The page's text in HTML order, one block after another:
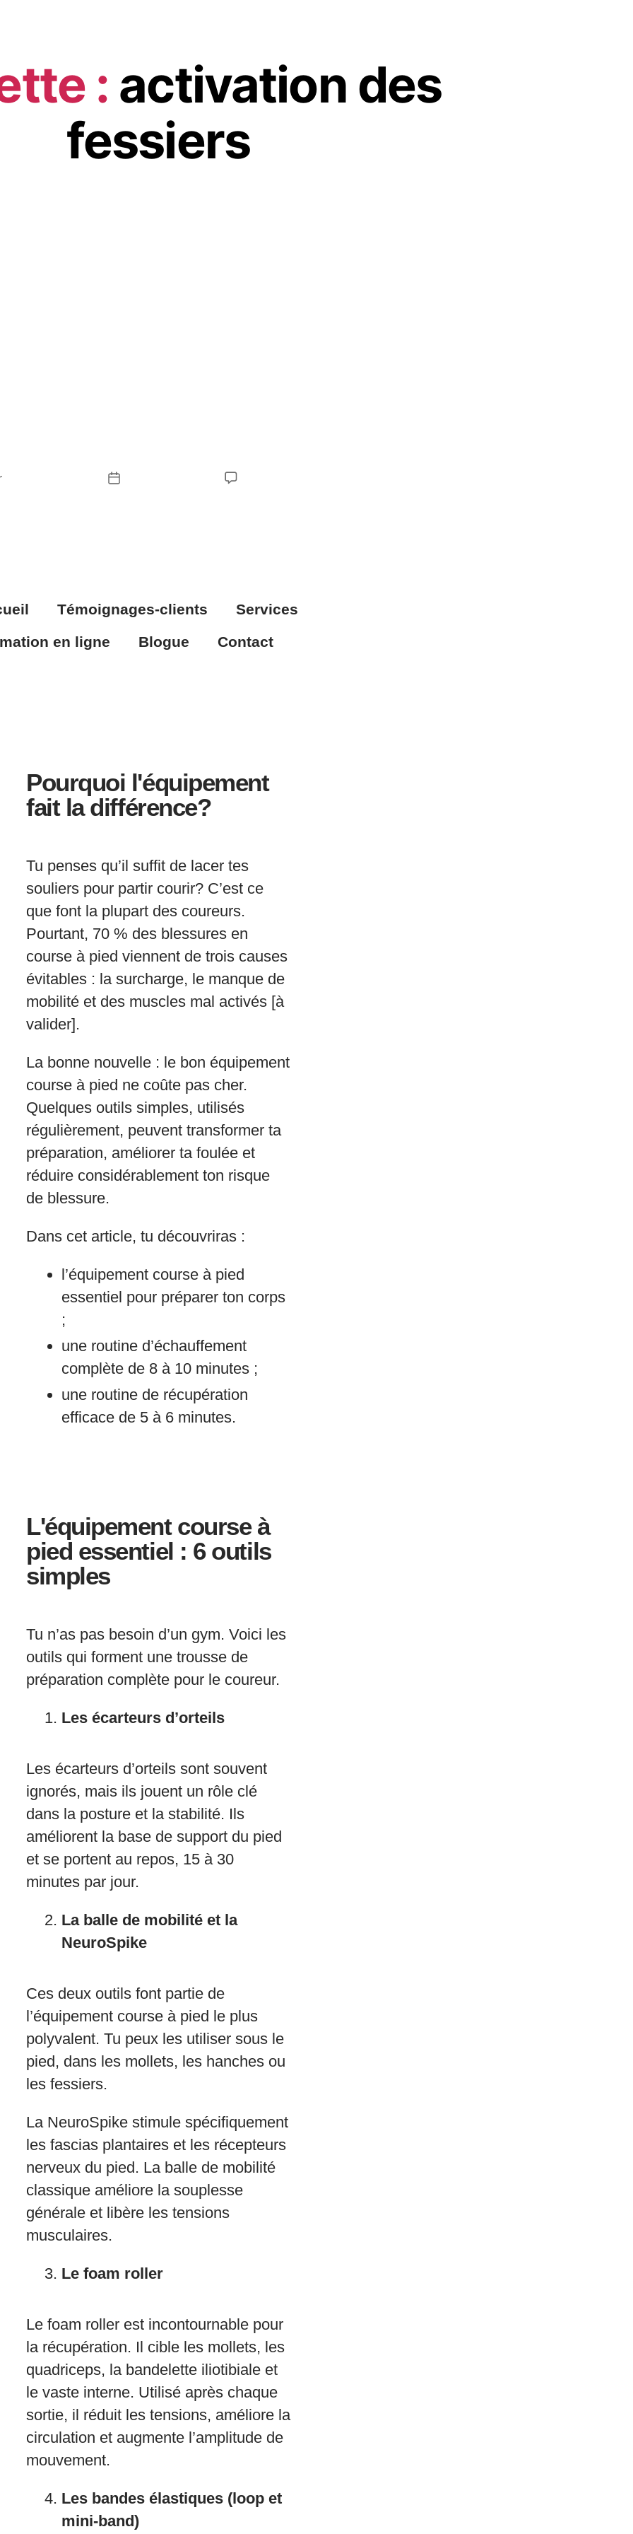
: activation des
fessiers
Témoignages-clients
Services
en ligne
Blogue Contact
Pourquoi l'équipement
fait la différence?
Tu penses qu’il suffit de lacer tes
souliers pour partir courir? C’est ce
que font la plupart des coureurs.
Pourtant, 70 % des blessures en
course à pied viennent de trois causes
évitables : la surcharge, le manque de
mobilité et des muscles mal activés [à
valider].
La bonne nouvelle : le bon équipement
course à pied ne coûte pas cher.
Quelques outils simples, utilisés
régulièrement, peuvent transformer ta
préparation, améliorer ta foulée et
réduire considérablement ton risque
de blessure.
Dans cet article, tu découvriras :
l’équipement course à pied
essentiel pour préparer ton corps
;
une routine d’échauffement
complète de 8 à 10 minutes ;
une routine de récupération
efficace de 5 à 6 minutes.
L'équipement course à
pied essentiel : 6 outils
simples
Tu n’as pas besoin d’un gym. Voici les
outils qui forment une trousse de
préparation complète pour le coureur.
Les écarteurs d’orteils
Les écarteurs d’orteils sont souvent
ignorés, mais ils jouent un rôle clé
dans la posture et la stabilité. Ils
améliorent la base de support du pied
et se portent au repos, 15 à 30
minutes par jour.
La balle de mobilité et la
NeuroSpike
Ces deux outils font partie de
l’équipement course à pied le plus
polyvalent. Tu peux les utiliser sous le
pied, dans les mollets, les hanches ou
les fessiers.
La NeuroSpike stimule spécifiquement
les fascias plantaires et les récepteurs
nerveux du pied. La balle de mobilité
classique améliore la souplesse
générale et libère les tensions
musculaires.
Le foam roller
Le foam roller est incontournable pour
la récupération. Il cible les mollets, les
quadriceps, la bandelette iliotibiale et
le vaste interne. Utilisé après chaque
sortie, il réduit les tensions, améliore la
circulation et augmente l’amplitude de
mouvement.
Les bandes élastiques (loop et
mini-band)